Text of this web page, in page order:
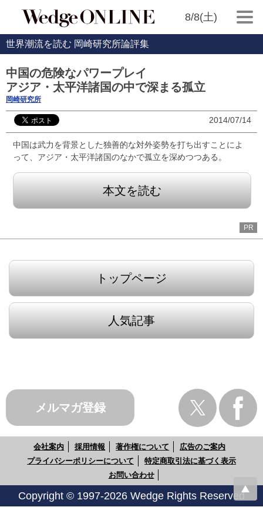
8/8(土)
世界潮流を読む 岡崎研究所論評集
中国の危険なパワープレイ
アジア・太平洋諸国の中で深まる孤立
岡崎研究所
2014/07/14
中国は武力を背景とした独善的な対外姿勢を打ち出すことによ
って、アジア・太平洋諸国のなかで孤立を深めつつある。
本文を読む
PR
トップページ
人気記事
メルマガ登録
会社案内 採用情報 著作権について
広告のご案内
プライバシーポリシーについて
特定商取引法に基づく表示
お問い合わせ
Copyright © 1997-2026 Wedge Rights Reserved